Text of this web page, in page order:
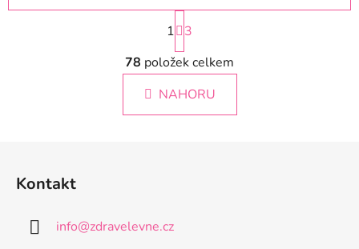
O
v
l
á
d
S
t
r
á
n
k
1
3
78 položek celkem
NAHORU
Kontakt
info@zdravelevne.cz